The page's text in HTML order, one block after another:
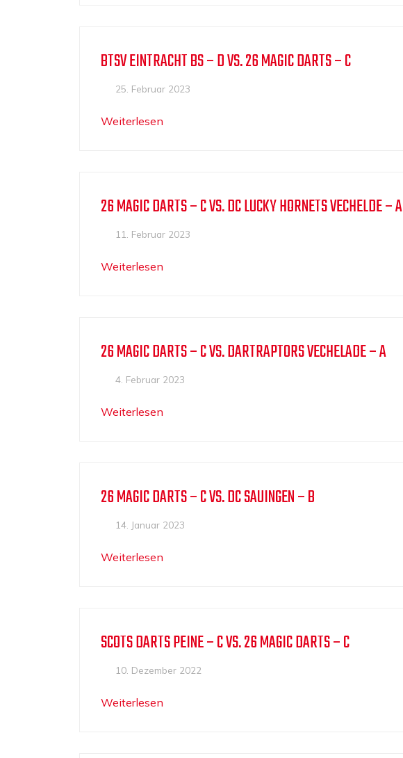
BTSV EINTRACHT BS – D VS. 26 MAGIC DARTS – C
25. Februar 2023
Weiterlesen
26 MAGIC DARTS – C VS. DC LUCKY HORNETS VECHELDE – A
11. Februar 2023
Weiterlesen
26 MAGIC DARTS – C VS. DARTRAPTORS VECHELADE – A
4. Februar 2023
Weiterlesen
26 MAGIC DARTS – C VS. DC SAUINGEN – B
14. Januar 2023
Weiterlesen
SCOTS DARTS PEINE – C VS. 26 MAGIC DARTS – C
10. Dezember 2022
Weiterlesen